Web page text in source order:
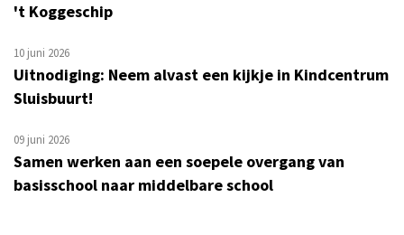
't Koggeschip
10 juni 2026
Uitnodiging: Neem alvast een kijkje in Kindcentrum
Sluisbuurt!
09 juni 2026
Samen werken aan een soepele overgang van
basisschool naar middelbare school